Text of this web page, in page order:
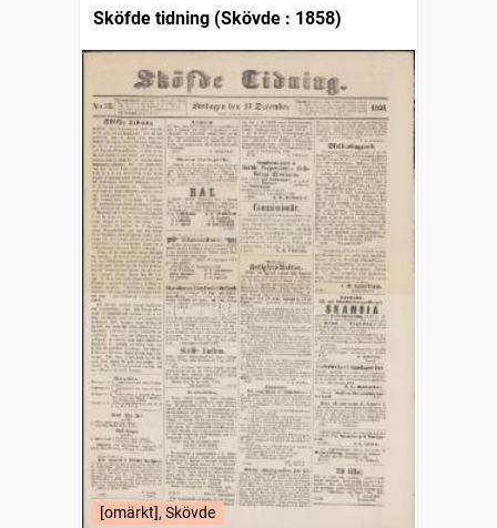
Sköfde tidning (Skövde : 1858)
[omärkt], Skövde